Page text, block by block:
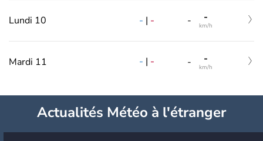
Lundi 10 - | - - -
km/h
Mardi 11 - | - - -
km/h
Actualités Météo à l'étranger